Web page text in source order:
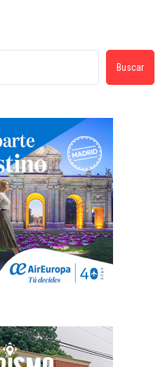
Buscar